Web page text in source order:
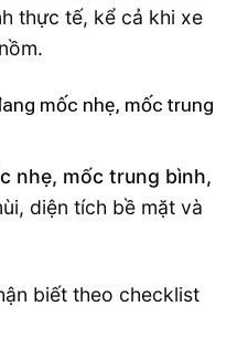
thực tế, kể cả khi xe
mốc nhẹ, mốc trung
nhẹ, mốc trung bình,
diện tích bề mặt và
biết theo checklist